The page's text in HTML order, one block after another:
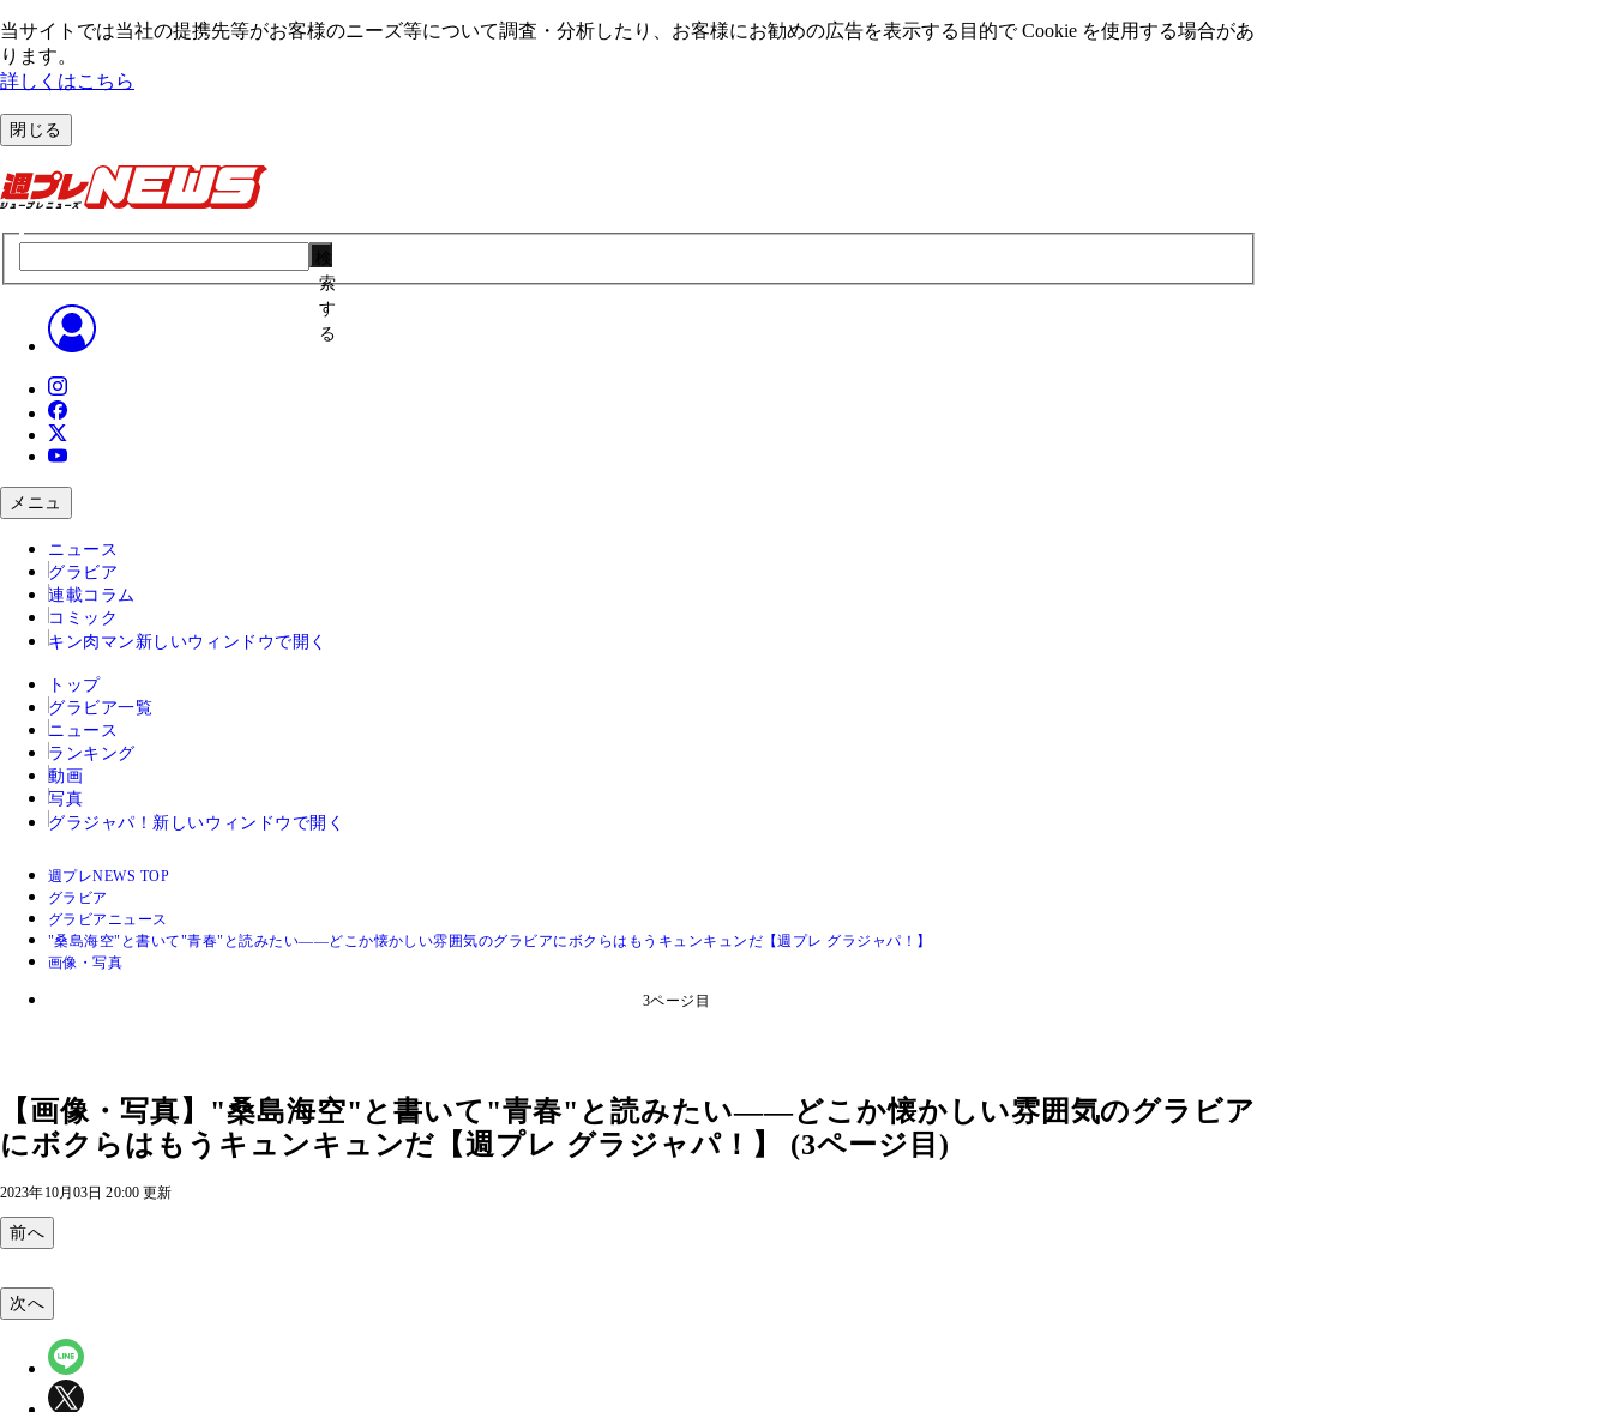
当サイトでは当社の提携先等がお客様のニーズ等について調査・分析したり、お客様にお勧めの広告を表⽰する⽬的で Cookie を使⽤する場合があ
ります。
詳しくはこちら
閉じる
索
す
る
メニュ
ニュース
グラビア
連載コラム
コミック
キン肉マン 新しいウィンドウで開く
トップ
グラビア一覧
ニュース
ランキング
動画
写真
グラジャパ！ 新しいウィンドウで開く
週プレNEWS TOP
グラビア
グラビアニュース
"桑島海空"と書いて"青春"と読みたい――どこか懐かしい雰囲気のグラビアにボクらはもうキュンキュンだ【週プレ グラジャパ！】
画像・写真
3ページ目
【画像・写真】"桑島海空"と書いて"青春"と読みたい――どこか懐かしい雰囲気のグラビア
にボクらはもうキュンキュンだ【週プレ グラジャパ！】 (3ページ目)
2023年10月03日 20:00 更新
前へ
次へ